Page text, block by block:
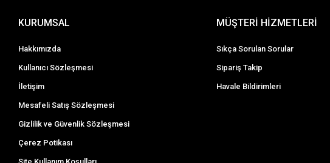
KURUMSAL
Hakkımızda
Kullanıcı Sözleşmesi
İletişim
Mesafeli Satış Sözleşmesi
Gizlilik ve Güvenlik Sözleşmesi
Çerez Potikası
MÜŞTERİ HİZMETLERİ
Sıkça Sorulan Sorular
Sipariş Takip
Havale Bildirimleri